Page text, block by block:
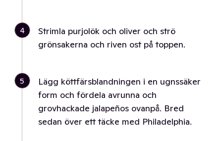
4
Strimla purjolök och oliver och strö
grönsakerna och riven ost på toppen.
5
Lägg köttfärsblandningen i en ugnssäker
form och fördela avrunna och
grovhackade jalapeños ovanpå. Bred
sedan över ett täcke med Philadelphia.